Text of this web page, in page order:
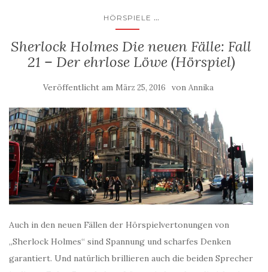
HÖRSPIELE ...
Sherlock Holmes Die neuen Fälle: Fall
21 – Der ehrlose Löwe (Hörspiel)
Veröffentlicht am März 25, 2016 von Annika
Auch in den neuen Fällen der Hörspielvertonungen von
„Sherlock Holmes“ sind Spannung und scharfes Denken
garantiert. Und natürlich brillieren auch die beiden Sprecher